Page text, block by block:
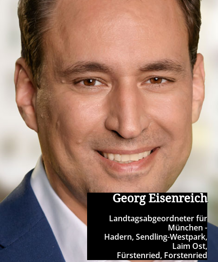
Georg Eisenreich
Landtagsabgeordneter für
München -
Hadern, Sendling-Westpark,
Laim Ost,
Fürstenried, Forstenried